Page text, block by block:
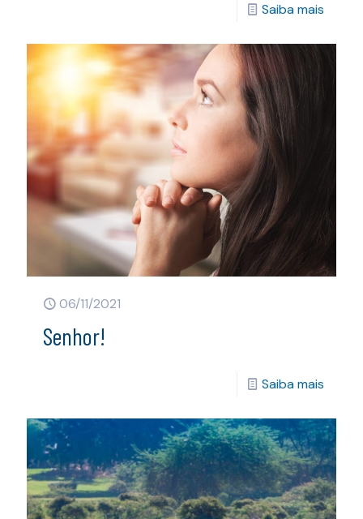
Saiba mais
06/11/2021
Senhor!
Saiba mais